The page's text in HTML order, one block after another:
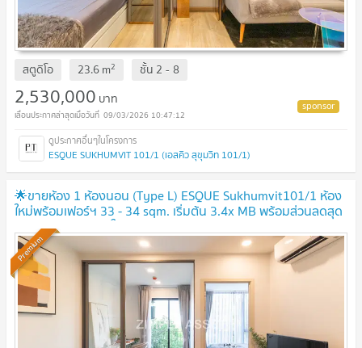
สตูดิโอ 23.6m2 ชั้น 2 - 8
2,530,000 บาท
09/03/2026 10:47:12
ESQUE SUKHUMVIT 101/1 (เอสคิว สุขุมวิท 101/1)
🌟ขายห้อง 1 ห้องนอน (Type L) ESQUE Sukhumvit101/1 ห้อง
ใหม่พร้อมเฟอร์ฯ 33 - 34 sqm. เริ่มต้น 3.4x MB พร้อมส่วนลดสุด
พิเศษ เดินทางง่าย ใกล้BTS
Premium